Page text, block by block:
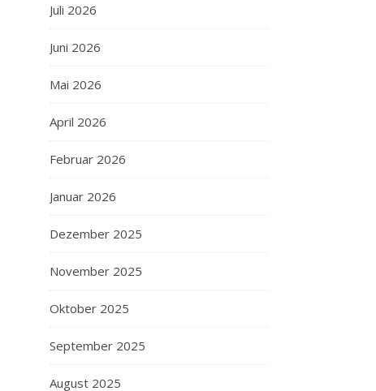
Juli 2026
Juni 2026
Mai 2026
April 2026
Februar 2026
Januar 2026
Dezember 2025
November 2025
Oktober 2025
September 2025
August 2025